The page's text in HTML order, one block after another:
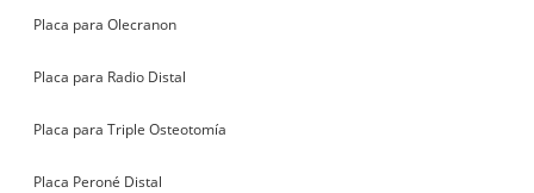
Placa para Olecranon
Placa para Radio Distal
Placa para Triple Osteotomía
Placa Peroné Distal